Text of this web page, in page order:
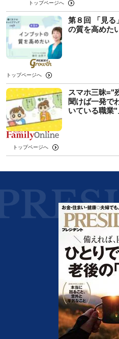
トップページへ
第８回 「見る
の質を高めた
トップページへ
スマホ三昧="
聞けば一発で
いている職業"
トップページへ